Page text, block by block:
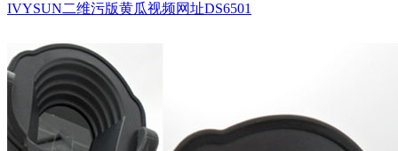
IVYSUN二维污版黄瓜视频网址DS6501